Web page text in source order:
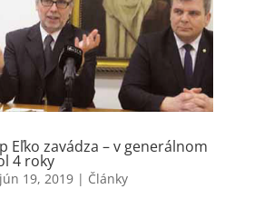
Eľko zavádza – v generálnom
4 roky
jún 19, 2019| Články